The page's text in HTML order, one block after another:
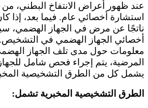
عند ظهور أعراض الانتفاخ البطني،
استشارة أخصائي عام. فيما بعد، إذا
ناتجًا عن مرض في الجهاز الهضمي،
أخصائي الجهاز الهضمي في
معلومات حول مدى تلف الجهاز
المرضية، يتم إجراء فحص شامل
يشمل كل من الطرق التشخيصية
الطرق التشخيصية المخبرية تشمل: